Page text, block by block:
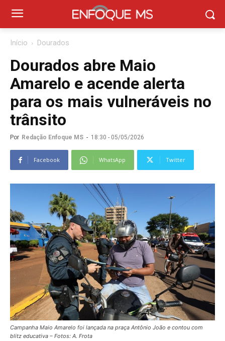
Início Dourados
Dourados abre Maio
Amarelo e acende alerta
para os mais vulneráveis no
trânsito
Por Redação Enfoque MS - 18:30 - 05/05/2026
Facebook WhatsApp Twitter
Campanha Maio Amarelo foi lançada na praça Antônio João e contou com
blitz educativa – Fotos: A. Frota